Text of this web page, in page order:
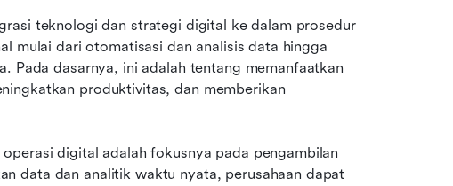
teknologi dan strategi digital ke dalam prosedur
mulai dari otomatisasi dan analisis data hingga
Pada dasarnya, ini adalah tentang memanfaatkan
produktivitas, dan memberikan
digital adalah fokusnya pada pengambilan
data dan analitik waktu nyata, perusahaan dapat